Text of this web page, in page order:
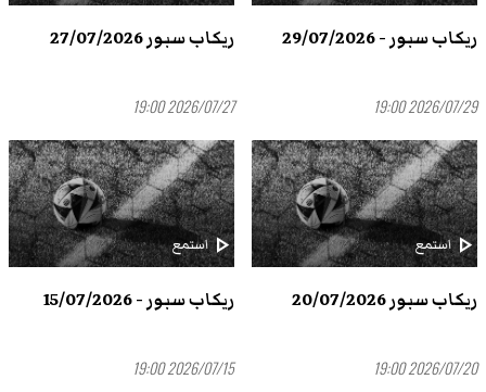
ريكاب سبور - 29/07/2026
2026/07/29 19:00
ريكاب سبور 27/07/2026
2026/07/27 19:00
play_arrowاستمع
ريكاب سبور 20/07/2026
2026/07/20 19:00
play_arrowاستمع
ريكاب سبور - 15/07/2026
2026/07/15 19:00